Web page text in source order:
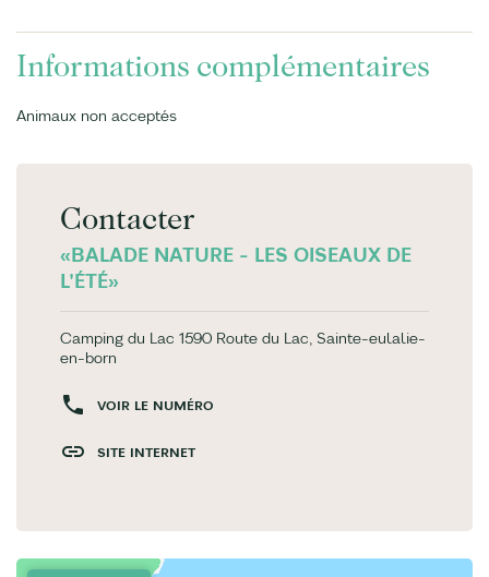
Informations complémentaires
Animaux non acceptés
Contacter
«BALADE NATURE - LES OISEAUX DE
L'ÉTÉ»
Camping du Lac 1590 Route du Lac, Sainte-eulalie-
en-born
VOIR LE NUMÉRO
SITE INTERNET